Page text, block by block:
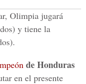
Olimpia jugará
y tiene la
de Honduras
en el presente